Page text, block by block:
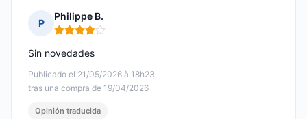
P
Philippe B.
Nota: 4 de 5
Publicado el 21/05/2026 à 18h23
tras una compra de 19/04/2026
Sin novedades
Opinión traducida